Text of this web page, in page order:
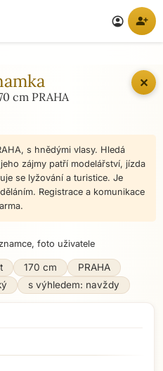
account_circle person_add
✕
cm PRAHA
s hnědými vlasy. Hledá
zájmy patří modelářství, jízda
se lyžování a turistice. Je
Registrace a komunikace
170 cm
PRAHA
s výhledem: navždy